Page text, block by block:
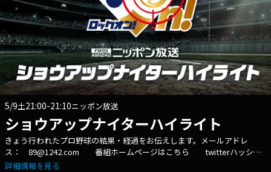
5/9土21:00-21:10ニッポン放送
ショウアップナイターハイライト
きょう行われたプロ野球の結果・経過をお伝えします。メールアドレ
ス： 89@1242.com 番組ホームページはこちら twitterハッシュ
タグは「#ショウアップナイター」twitterアカウントは
詳細情報を見る